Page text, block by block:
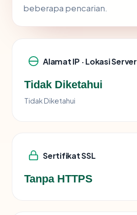
beberapa pencarian.
Alamat IP · Lokasi Server
Tidak Diketahui
Tidak Diketahui
Sertifikat SSL
Tanpa HTTPS